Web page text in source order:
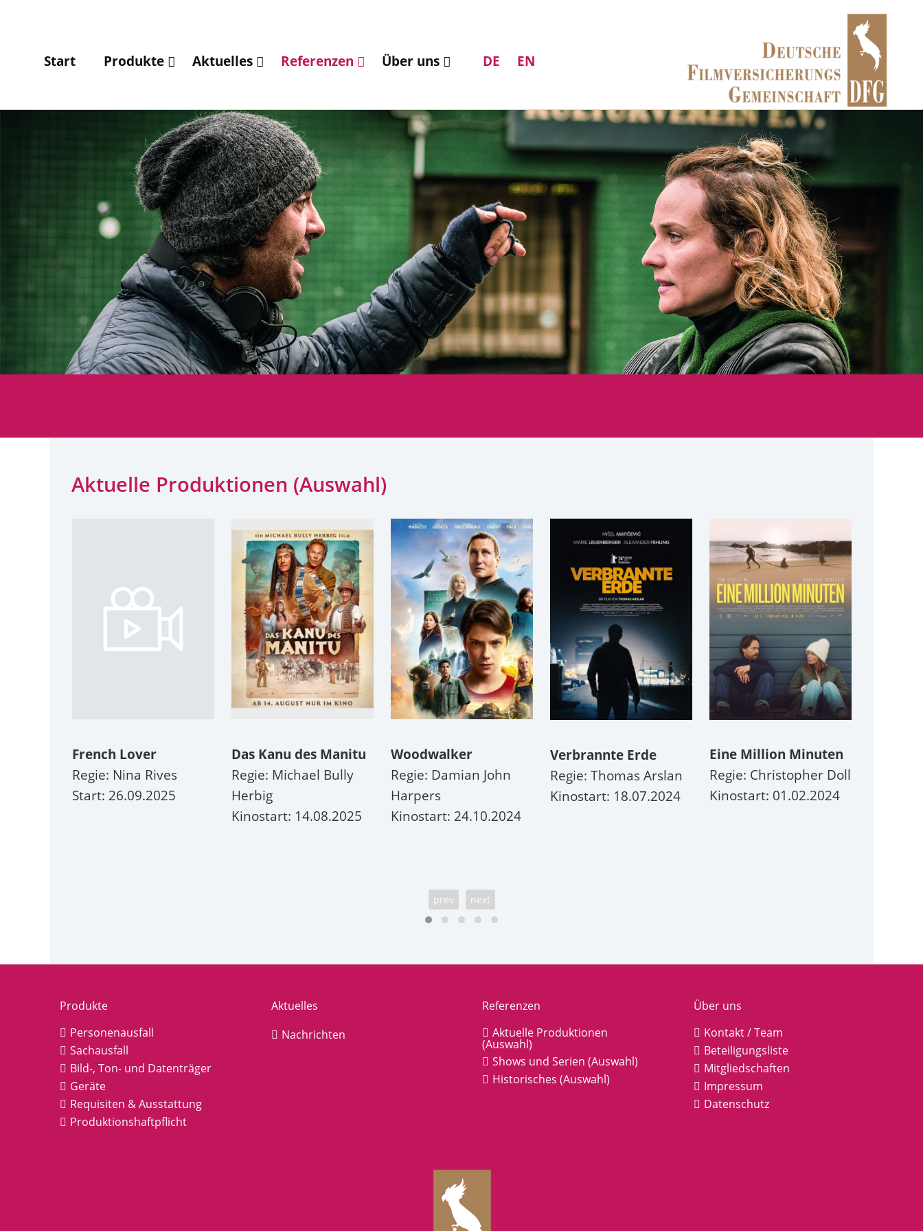
Start Produkte Aktuelles Referenzen Über uns DE EN
Aktuelle Produktionen (Auswahl)
French Lover
Regie: Nina Rives
Start: 26.09.2025
Das Kanu des Manitu
Regie: Michael Bully
Herbig
Kinostart: 14.08.2025
Woodwalker
Regie: Damian John
Harpers
Kinostart: 24.10.2024
Verbrannte Erde
Regie: Thomas Arslan
Kinostart: 18.07.2024
Eine Million Minuten
Regie: Christopher Doll
Kinostart: 01.02.2024
prev next
Produkte
Personenausfall
Sachausfall
Bild-, Ton- und Datenträger
Geräte
Requisiten & Ausstattung
Produktionshaftpflicht
Aktuelles
Nachrichten
Referenzen
Aktuelle Produktionen
(Auswahl)
Shows und Serien (Auswahl)
Historisches (Auswahl)
Über uns
Kontakt / Team
Beteiligungsliste
Mitgliedschaften
Impressum
Datenschutz